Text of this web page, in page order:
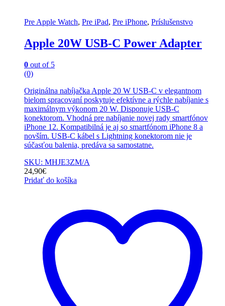
Pre Apple Watch, Pre iPad, Pre iPhone, Príslušenstvo
Apple 20W USB-C Power Adapter
0 out of 5
(0)
Originálna nabíjačka Apple 20 W USB-C v elegantnom
bielom spracovaní poskytuje efektívne a rýchle nabíjanie s
maximálnym výkonom 20 W. Disponuje USB-C
konektorom. Vhodná pre nabíjanie novej rady smartfónov
iPhone 12. Kompatibilná je aj so smartfónom iPhone 8 a
novším. USB-C kábel s Lightning konektorom nie je
súčasťou balenia, predáva sa samostatne.
SKU: MHJE3ZM/A
24,90€
Pridať do košíka